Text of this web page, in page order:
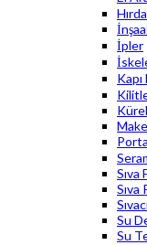
İpler
Sıva
Sıva
Su
Su